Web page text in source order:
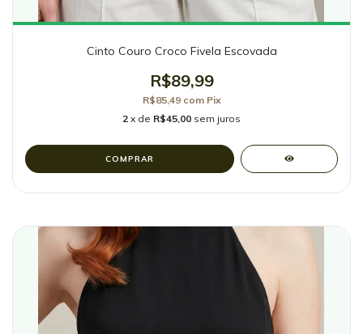
Cinto Couro Croco Fivela Escovada
R$89,99
R$85,49 com Pix
2 x de R$45,00 sem juros
COMPRAR